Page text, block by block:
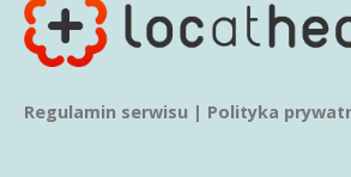
Regulamin serwisu | Polityka